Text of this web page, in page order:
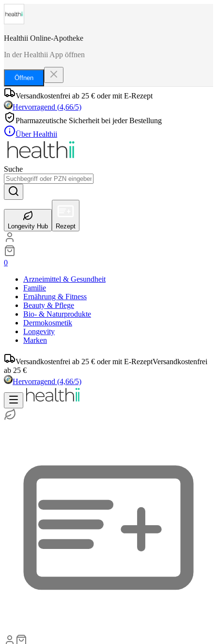
Healthii Online-Apotheke
In der Healthii App öffnen
Öffnen
Versandkostenfrei ab 25 € oder mit E-Rezept
Hervorragend (4,66/5)
Pharmazeutische Sicherheit bei jeder Bestellung
Über Healthii
Suche
Longevity Hub Rezept
0
Arzneimittel & Gesundheit
Familie
Ernährung & Fitness
Beauty & Pflege
Bio- & Naturprodukte
Dermokosmetik
Longevity
Marken
Versandkostenfrei ab 25 € oder mit E-RezeptVersandkostenfrei
ab 25 €
Hervorragend (4,66/5)